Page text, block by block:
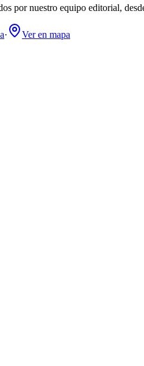
por nuestro equipo editorial,
· Ver en mapa